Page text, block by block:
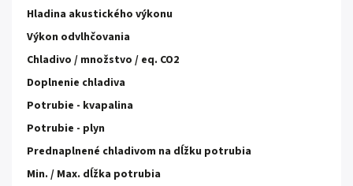
Hladina akustického výkonu
Výkon odvlhčovania
Chladivo / množstvo / eq. CO2
Doplnenie chladiva
Potrubie - kvapalina
Potrubie - plyn
Prednaplnené chladivom na dĺžku potrubia
Min. / Max. dĺžka potrubia